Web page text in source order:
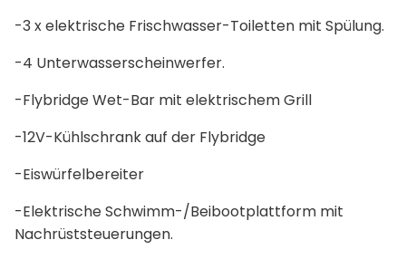
-3 x elektrische Frischwasser-Toiletten mit Spülung.
-4 Unterwasserscheinwerfer.
-Flybridge Wet-Bar mit elektrischem Grill
-12V-Kühlschrank auf der Flybridge
-Eiswürfelbereiter
-Elektrische Schwimm-/Beibootplattform mit
Nachrüststeuerungen.